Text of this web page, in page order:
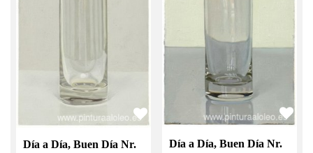
Día a Día, Buen Día Nr.
Día a Día, Buen Día Nr.